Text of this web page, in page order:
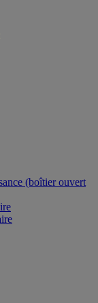
(boîtier ouvert